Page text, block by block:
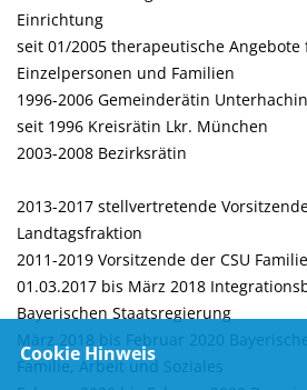
Einrichtung
seit 01/2005 therapeutische Angebote
Einzelpersonen und Familien
1996-2006 Gemeinderätin
seit 1996 Kreisrätin Lkr. München
2003-2008 Bezirksrätin
2013-2017 stellvertretende
Landtagsfraktion
2011-2019 Vorsitzende der CSU
01.03.2017 bis März 2018
Bayerischen Staatsregierung
März 2018 bis Februar 2020
Familie, Arbeit und Soziales
Cookie Hinweis